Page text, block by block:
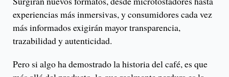
experiencias más inmersivas, y consumidores cada vez
más informados exigirán mayor transparencia,
trazabilidad y autenticidad.
Pero si algo ha demostrado la historia del café, es que